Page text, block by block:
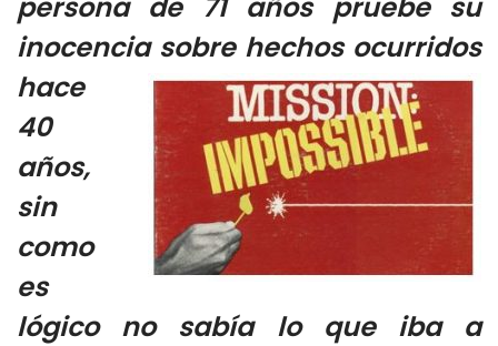
inocencia sobre hechos ocurridos
hace
40
años,
sin
como
es
lógico no sabía lo que iba a